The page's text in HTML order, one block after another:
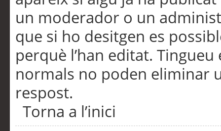
un moderador o un
que si ho desitgen es
perquè l’han editat.
normals no poden eliminar
respost.
Torna a l’inici